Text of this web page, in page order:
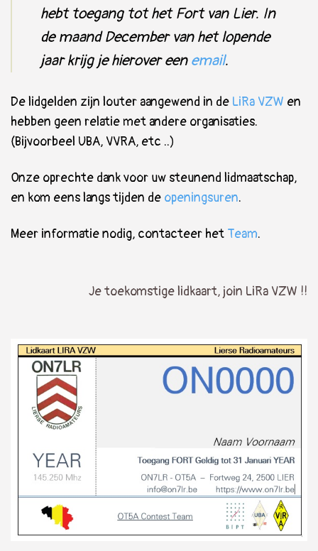
hebt toegang tot het Fort van Lier. In
de maand December van het lopende
jaar krijg je hierover eenemail.
De lidgelden zijn louter aangewend in de LiRa VZW en
hebben geen relatie met andere organisaties.
(Bijvoorbeel UBA, VVRA, etc ..)
Onze oprechte dank voor uw steunend lidmaatschap,
en kom eens langs tijden de openingsuren.
Meer informatie nodig, contacteer het Team.
Je toekomstige lidkaart, join LiRa VZW !!